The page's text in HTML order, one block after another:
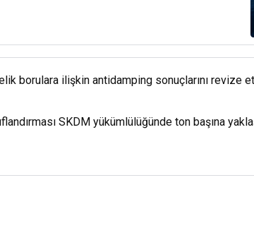
borulara ilişkin antidamping sonuçlarını revize
SKDM yükümlülüğünde ton başına